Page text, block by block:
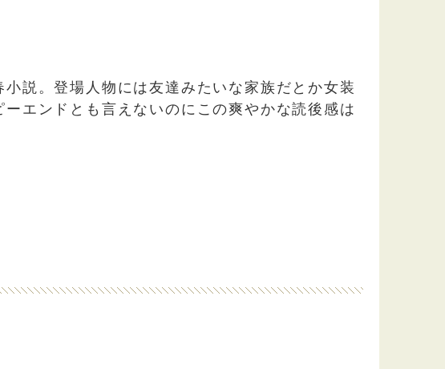
説。登場人物には友達みたいな家族だとか女装
エンドとも言えないのにこの爽やかな読後感は